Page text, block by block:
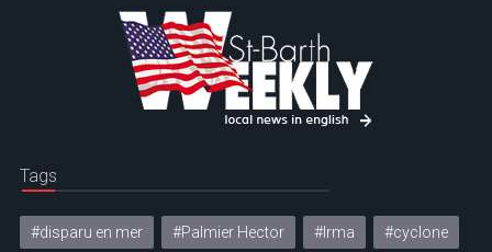
Tags
#disparu en mer #Palmier Hector #Irma #cyclone